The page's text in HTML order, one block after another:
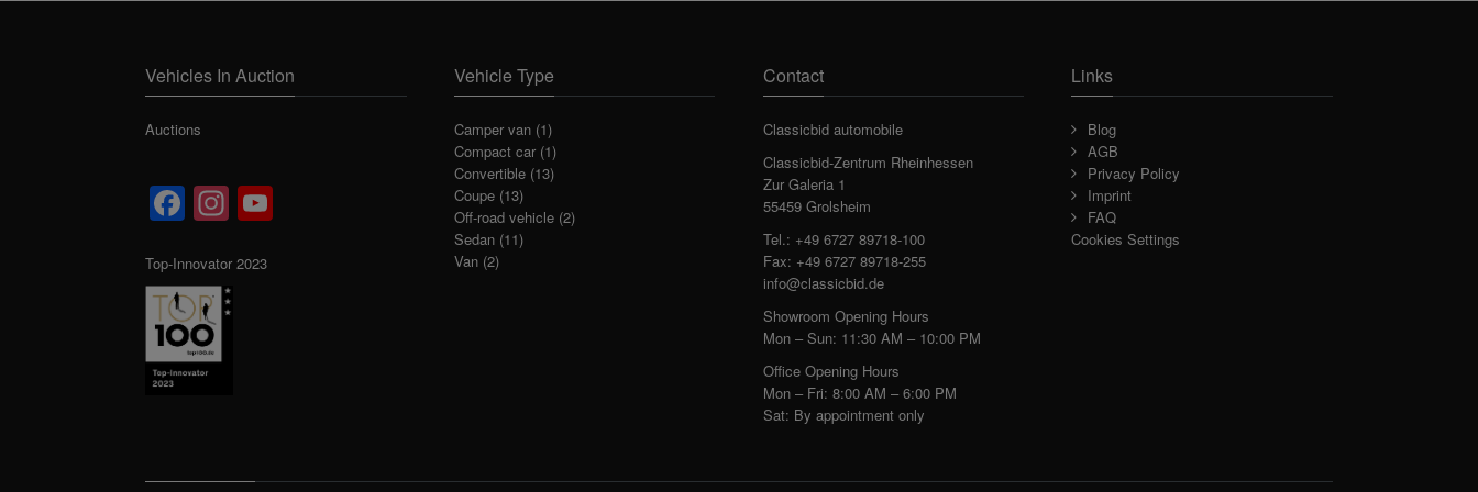
Vehicles In Auction
Auctions
Facebook
Instagram
Top-Innovator 2023
Vehicle Type
Camper van(1)
Compact car(1)
Convertible(13)
Coupe(13)
Off-road vehicle(2)
Sedan(11)
Van(2)
Contact
Classicbid automobile
Classicbid-Zentrum Rheinhessen
Zur Galeria 1
55459 Grolsheim
Tel.: +49 6727 89718-100
Fax: +49 6727 89718-255
info@classicbid.de
Showroom Opening Hours
Mon – Sun: 11:30 AM – 10:00 PM
Office Opening Hours
Mon – Fri: 8:00 AM – 6:00 PM
Sat: By appointment only
Links
Blog
AGB
Privacy Policy
Imprint
FAQ
Cookies Settings